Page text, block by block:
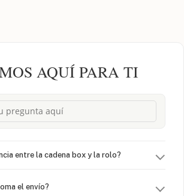
AQUÍ PARA TI
entre la cadena box y la rolo?
el envío?